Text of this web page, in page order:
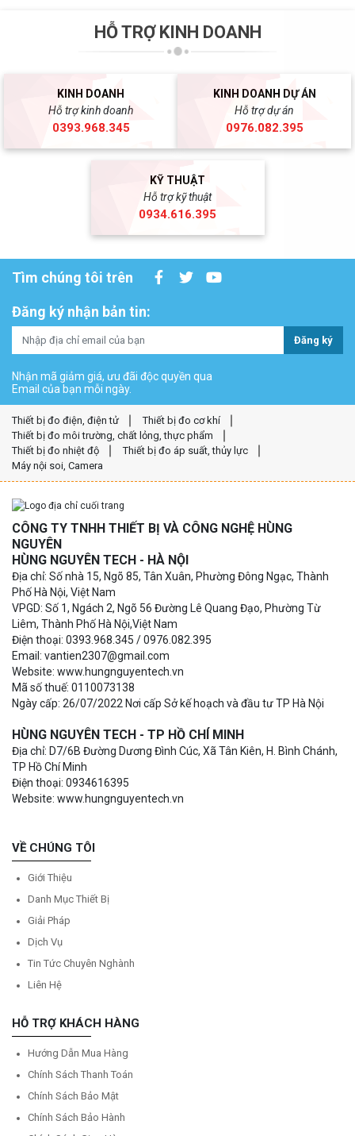
HỖ TRỢ KINH DOANH
KINH DOANH
Hỗ trợ kinh doanh
0393.968.345
KINH DOANH DỰ ÁN
Hỗ trợ dự án
0976.082.395
KỸ THUẬT
Hỗ trợ kỹ thuật
0934.616.395
Tìm chúng tôi trên
Đăng ký nhận bản tin:
Đăng ký
Nhận mã giảm giá, ưu đãi độc quyền qua
Email của bạn mỗi ngày.
Thiết bị đo điện, điện tử
Thiết bị đo cơ khí
Thiết bị đo môi trường, chất lỏng, thực phẩm
Thiết bị đo nhiệt độ
Thiết bị đo áp suất, thủy lực
Máy nội soi, Camera
CÔNG TY TNHH THIẾT BỊ VÀ CÔNG NGHỆ HÙNG
NGUYÊN
HÙNG NGUYÊN TECH - HÀ NỘI
Địa chỉ: Số nhà 15, Ngõ 85, Tân Xuân, Phường Đông Ngạc, Thành
Phố Hà Nội, Việt Nam
VPGD: Số 1, Ngách 2, Ngõ 56 Đường Lê Quang Đạo, Phường Từ
Liêm, Thành Phố Hà Nội,Việt Nam
Điện thoại: 0393.968.345 / 0976.082.395
Email: vantien2307@gmail.com
Website: www.hungnguyentech.vn
Mã số thuế: 0110073138
Ngày cấp: 26/07/2022 Nơi cấp Sở kế hoạch và đầu tư TP Hà Nội
HÙNG NGUYÊN TECH - TP HỒ CHÍ MINH
Địa chỉ: D7/6B Đường Dương Đình Cúc, Xã Tân Kiên, H. Bình Chánh,
TP Hồ Chí Minh
Điện thoại: 0934616395
Website: www.hungnguyentech.vn
VỀ CHÚNG TÔI
Giới Thiệu
Danh Mục Thiết Bị
Giải Pháp
Dịch Vụ
Tin Tức Chuyên Nghành
Liên Hệ
HỖ TRỢ KHÁCH HÀNG
Hướng Dẫn Mua Hàng
Chính Sách Thanh Toán
Chính Sách Bảo Mật
Chính Sách Bảo Hành